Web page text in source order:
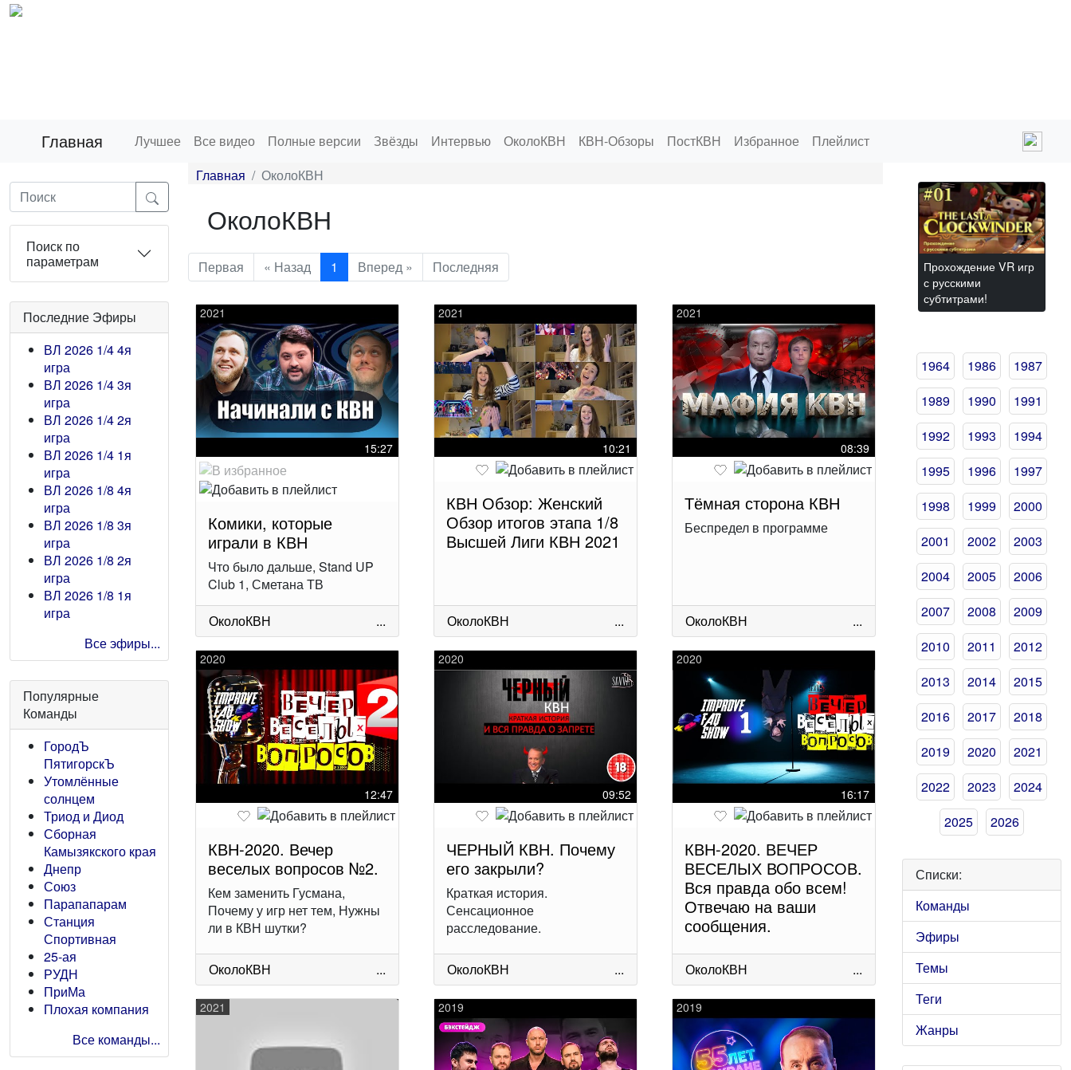
Главная Лучшее Все видео Полные версии Звёзды Интервью ОколоКВН КВН-Обзоры ПостКВН Избранное Плейлист
Поиск по
параметрам
Последние Эфиры
ВЛ 2026 1/4 4я
игра
ВЛ 2026 1/4 3я
игра
ВЛ 2026 1/4 2я
игра
ВЛ 2026 1/4 1я
игра
ВЛ 2026 1/8 4я
игра
ВЛ 2026 1/8 3я
игра
ВЛ 2026 1/8 2я
игра
ВЛ 2026 1/8 1я
игра
Все эфиры...
Популярные
Команды
ГородЪ
ПятигорскЪ
Утомлённые
солнцем
Триод и Диод
Сборная
Камызякского края
Днепр
Союз
Парапапарам
Станция
Спортивная
25-ая
РУДН
ПриМа
Плохая компания
Все команды...
Главная ОколоКВН
ОколоКВН
Первая « Назад 1 Вперед » Последняя
2021
15:27
Комики, которые
играли в КВН
Что было дальше, Stand UP
Club 1, Сметана ТВ
ОколоКВН
...
2021
10:21
КВН Обзор: Женский
Обзор итогов этапа 1/8
Высшей Лиги КВН 2021
ОколоКВН ...
2021
08:39
Тёмная сторона КВН
Беспредел в программе
ОколоКВН ...
2020
12:47
КВН-2020. Вечер
веселых вопросов №2.
Кем заменить Гусмана,
Почему у игр нет тем, Нужны
ли в КВН шутки?
ОколоКВН ...
2020
09:52
ЧЕРНЫЙ КВН. Почему
его закрыли?
Краткая история.
Сенсационное
расследование.
ОколоКВН ...
2020
16:17
КВН-2020. ВЕЧЕР
ВЕСЕЛЫХ ВОПРОСОВ.
Вся правда обо всем!
Отвечаю на ваши
сообщения.
ОколоКВН ...
2021 2019 2019
Прохождение VR игр
с русскими
субтитрами!
1964 1986
1987
1989
1990
1991
1992
1993
1994
1995
1996
1997
1998
1999
2000
2001
2002
2003
2004
2005
2006
2007
2008
2009
2010
2011
2012
2013
2014
2015
2016
2017
2018
2019
2020
2021
2022
2023
2024
2025
2026
Списки:
Команды
Эфиры
Темы
Теги
Жанры